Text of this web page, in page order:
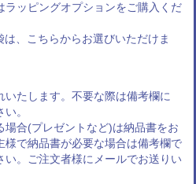
ラッピングオプションをご購入くだ
、
こちらからお選びいただけま
たします。不要な際は備考欄に
。
合(プレゼントなど)は納品書をお
様で納品書が必要な場合は備考欄で
い。ご注文者様にメールでお送りい